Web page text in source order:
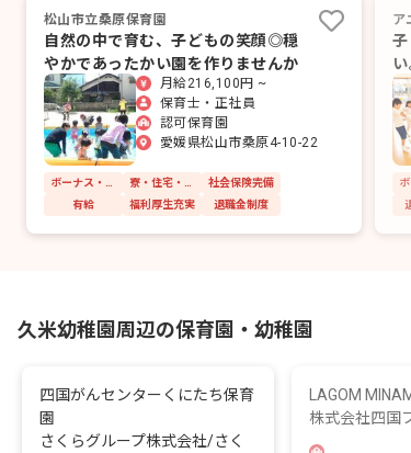
松山市立桑原保育園
自然の中で育む、子どもの笑顔◎穏
やかであったかい園を作りませんか
月給216,100円 ~
保育士・正社員
認可保育園
愛媛県松山市桑原4-10-22
社会保険完備
有給
福利厚生充実 退職金制度
ア
久米幼稚園周辺の保育園・幼稚園
四国がんセンターくにたち保育
園
さくらグループ株式会社/さく
LAGOM
株式会社四国